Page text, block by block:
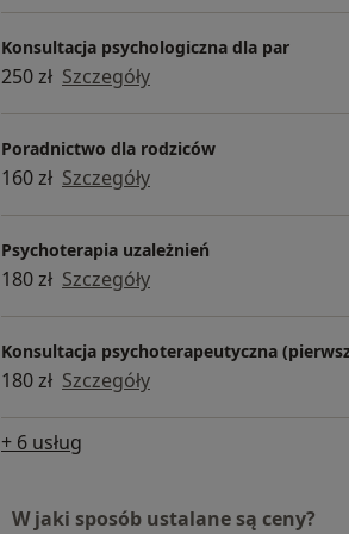
Konsultacja psychologiczna dla par
250 zł Szczegóły
Poradnictwo dla rodziców
160 zł Szczegóły
Psychoterapia uzależnień
180 zł Szczegóły
Konsultacja psychoterapeutyczna
180 zł Szczegóły
+ 6 usług
W jaki sposób ustalane są ceny?